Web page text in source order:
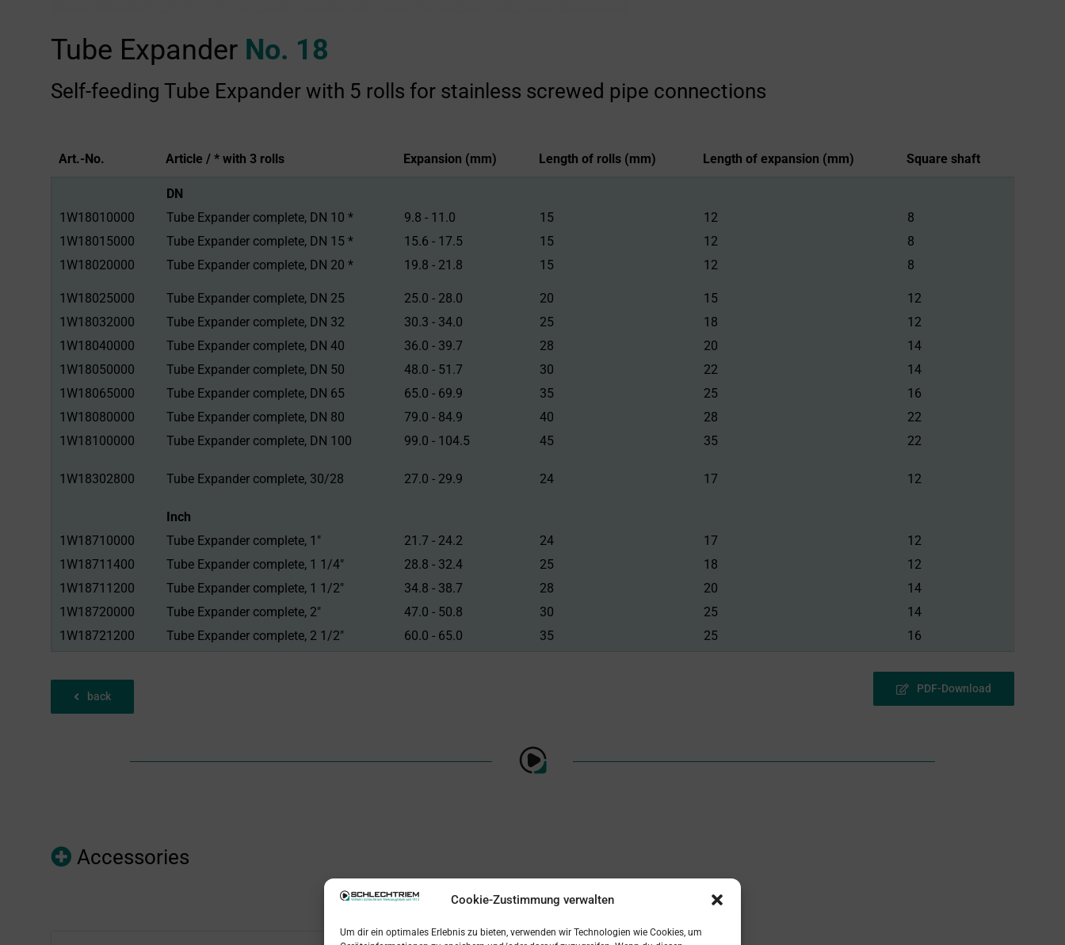
Cookie-Zustimmung verwalten
Um dir ein optimales Erlebnis zu bieten, verwenden wir Technologien wie Cookies, um
Tube Expander No. 18
Self-feeding Tube Expander with 5 rolls for stainless screwed pipe connections
Art.-No. Article / * with 3 rolls Expansion (mm) Length of rolls (mm) Length of expansion (mm)
Square shaft
Article / * with 3 rolls
DN
1W18010000
Tube Expander complete, DN 10 * 9.8 - 11.0 15 12
8
1W18015000
Tube Expander complete, DN 15 * 15.6 - 17.5 15 12
8
1W18020000
Tube Expander complete, DN 20 * 19.8 - 21.8 15 12 8
1W18025000 Tube Expander complete, DN 25 25.0 - 28.0 20 15
12
1W18032000
Tube Expander complete, DN 32 30.3 - 34.0 25 18
12
1W18040000
Tube Expander complete, DN 40 36.0 - 39.7 28 20
14
1W18050000
Tube Expander complete, DN 50 48.0 - 51.7 30 22
14
1W18065000
Tube Expander complete, DN 65 65.0 - 69.9 35 25
16
1W18080000
Tube Expander complete, DN 80 79.0 - 84.9 40 28
22
1W18100000
Tube Expander complete, DN 100 99.0 - 104.5 45 35 22
1W18302800 Tube Expander complete, 30/28 27.0 - 29.9 24 17 12
Inch
1W18710000
Tube Expander complete, 1" 21.7 - 24.2 24 17
12
1W18711400
Tube Expander complete, 1 1/4" 28.8 - 32.4 25 18
12
1W18711200
Tube Expander complete, 1 1/2" 34.8 - 38.7 28 20
14
1W18720000
Tube Expander complete, 2" 47.0 - 50.8 30 25
14
1W18721200
Tube Expander complete, 2 1/2" 60.0 - 65.0 35 25
16
1W18731200
22
22
back
PDF-Download
Accessories